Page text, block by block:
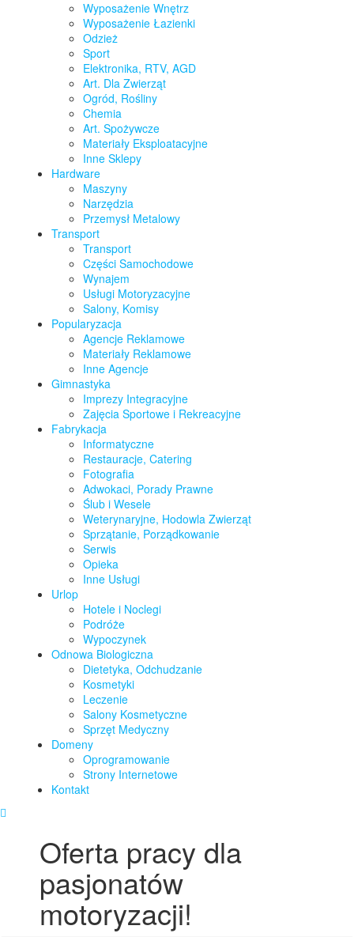
Wyposażenie Wnętrz
Wyposażenie Łazienki
Odzież
Sport
Elektronika, RTV, AGD
Art. Dla Zwierząt
Ogród, Rośliny
Chemia
Art. Spożywcze
Materiały Eksploatacyjne
Inne Sklepy
Hardware
Maszyny
Narzędzia
Przemysł Metalowy
Transport
Transport
Części Samochodowe
Wynajem
Usługi Motoryzacyjne
Salony, Komisy
Popularyzacja
Agencje Reklamowe
Materiały Reklamowe
Inne Agencje
Gimnastyka
Imprezy Integracyjne
Zajęcia Sportowe i Rekreacyjne
Fabrykacja
Informatyczne
Restauracje, Catering
Fotografia
Adwokaci, Porady Prawne
Ślub i Wesele
Weterynaryjne, Hodowla Zwierząt
Sprzątanie, Porządkowanie
Serwis
Opieka
Inne Usługi
Urlop
Hotele i Noclegi
Podróże
Wypoczynek
Odnowa Biologiczna
Dietetyka, Odchudzanie
Kosmetyki
Leczenie
Salony Kosmetyczne
Sprzęt Medyczny
Domeny
Oprogramowanie
Strony Internetowe
Kontakt
Oferta pracy dla
pasjonatów
motoryzacji!